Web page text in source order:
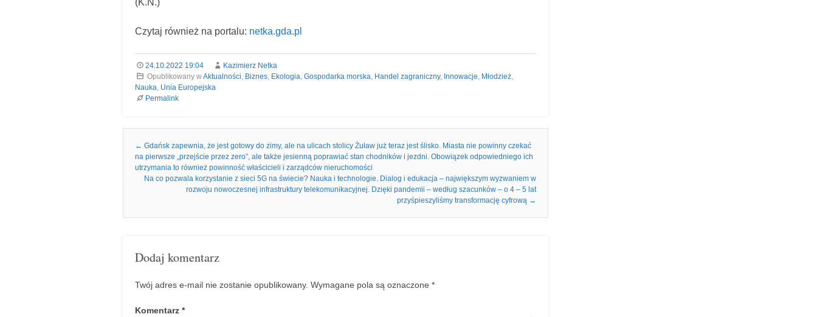
(K.N.)
Czytaj również na portalu: netka.gda.pl
24.10.2022 19:04
Kazimierz Netka
Opublikowany wAktualności, Biznes, Ekologia, Gospodarka morska, Handel zagraniczny, Innowacje, Młodzież,
Nauka, Unia Europejska
Permalink
Nawigacja we wpisach
← Gdańsk zapewnia, że jest gotowy do zimy, ale na ulicach stolicy Żuław już teraz jest ślisko. Miasta nie powinny czekać
na pierwsze „przejście przez zero”, ale także jesienną poprawiać stan chodników i jezdni. Obowiązek odpowiedniego ich
utrzymania to również powinność właścicieli i zarządców nieruchomości
Na co pozwala korzystanie z sieci 5G na świecie? Nauka i technologie. Dialog i edukacja – największym wyzwaniem w
rozwoju nowoczesnej infrastruktury telekomunikacyjnej. Dzięki pandemii – według szacunków – o 4 – 5 lat
przyśpieszyliśmy transformację cyfrową →
Dodaj komentarz
Twój adres e-mail nie zostanie opublikowany. Wymagane pola są oznaczone *
Komentarz *